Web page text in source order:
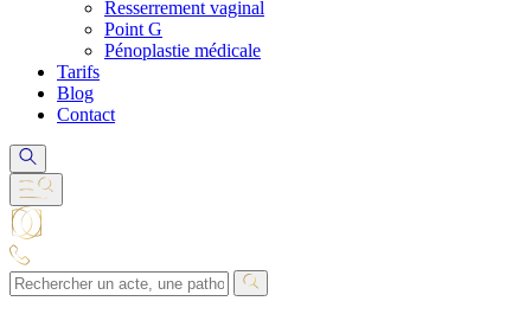
Resserrement vaginal
Point G
Pénoplastie médicale
Tarifs
Blog
Contact